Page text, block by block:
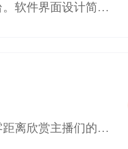
狼友直播是一款汇聚全网超人气主播与特色才艺达人的综合性视频直播互动平台。软件界面设计简洁直观，操作逻辑清晰易上手，无论是直播观看新手还是资深用户都能快速融入。这里不仅是展示自我的舞台，更是连接观众与主播的情感纽带。从高颜值帅哥美女到才华横溢的怪咖大叔，多样化的主播阵容为用户提供了全天候的娱乐消遣与互动社交选择。
密语直播是一个汇聚多元才艺与实时互动的活力娱乐平台。在这里，观众可以零距离欣赏主播们的歌声、舞姿与游戏操作，通过弹幕与礼物进行直接交流。平台旨在打破距离感，为每一位用户提供丰富多彩、沉浸感十足的在线互动视听盛宴。